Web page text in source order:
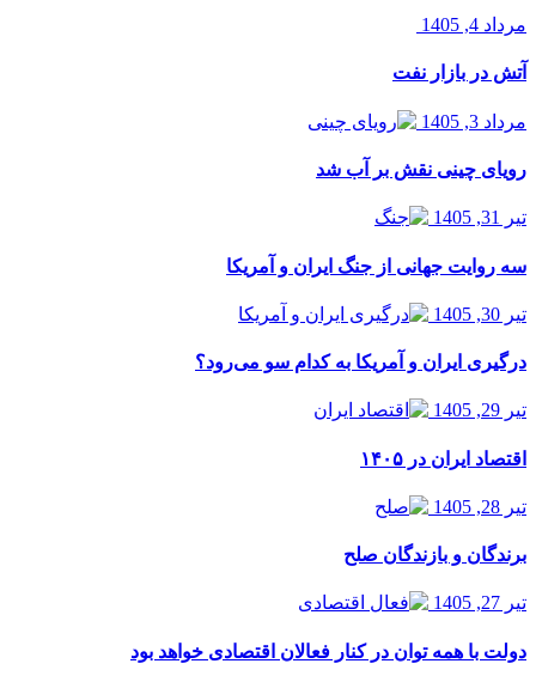
مرداد 4, 1405
آتش در بازار نفت
مرداد 3, 1405
رویای چینی نقش بر آب شد
تیر 31, 1405
سه روایت جهانی از جنگ ایران و آمریکا
تیر 30, 1405
درگیری ایران و آمریکا به کدام سو می‌رود؟
تیر 29, 1405
اقتصاد ایران در ۱۴۰۵
تیر 28, 1405
برندگان و بازندگان صلح
تیر 27, 1405
دولت با همه توان در کنار فعالان اقتصادی خواهد بود